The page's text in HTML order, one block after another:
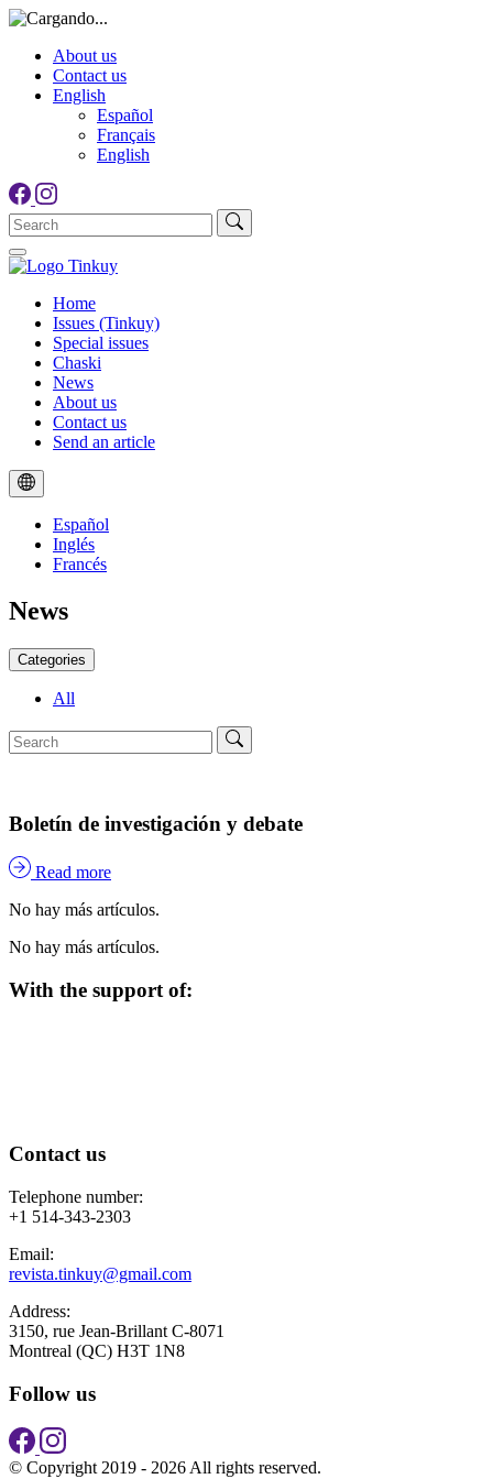
About us
Contact us
English
Español
Français
English
Home
Issues (Tinkuy)
Special issues
Chaski
News
About us
Contact us
Send an article
Español
Inglés
Francés
News
Categories
All
Boletín de investigación y debate
Read more
No hay más artículos.
No hay más artículos.
With the support of:
Contact us
Telephone number:
+1 514-343-2303
Email:
revista.tinkuy@gmail.com
Address:
3150, rue Jean-Brillant C-8071
Montreal (QC) H3T 1N8
Follow us
© Copyright 2019 - 2026 All rights reserved.